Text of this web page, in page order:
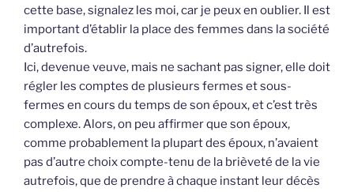
cette base, signalez les moi, car je peux en oublier. Il est
important d’établir la place des femmes dans la société
d’autrefois.
Ici, devenue veuve, mais ne sachant pas signer, elle doit
régler les comptes de plusieurs fermes et sous-
fermes en cours du temps de son époux, et c’est très
complexe. Alors, on peu affirmer que son époux,
comme probablement la plupart des époux, n’avaient
pas d’autre choix compte-tenu de la brièveté de la vie
autrefois, que de prendre à chaque instant leur décès